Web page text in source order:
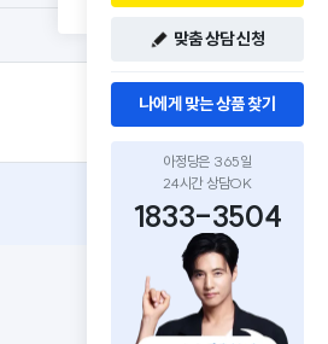
맞춤 상담 신청
나에게 맞는 상품 찾기
아정당은 365일
24시간 상담OK
1833-3504